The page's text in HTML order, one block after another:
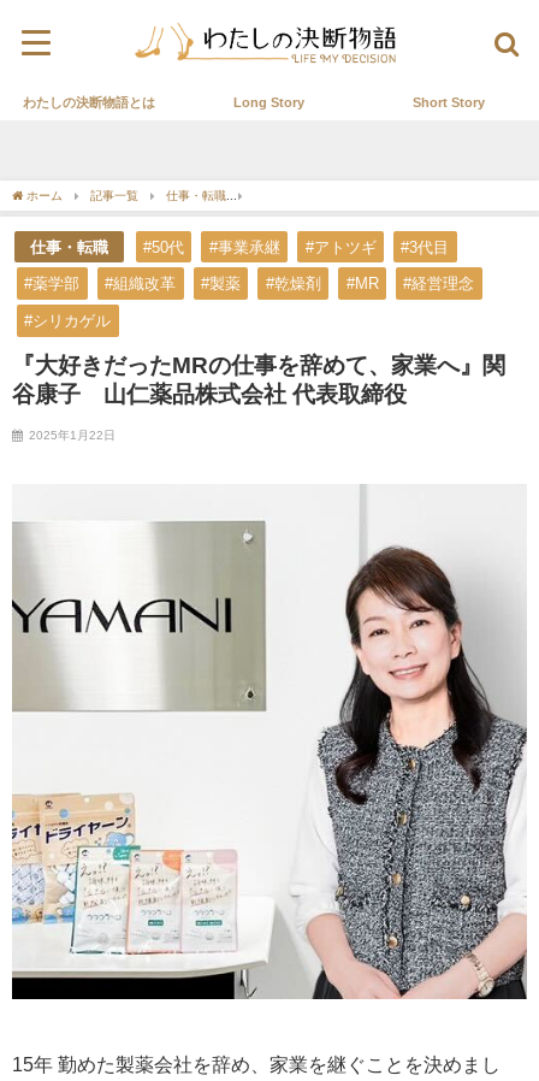
わたしの決断物語とは Long Story Short Story
ホーム 記事一覧 仕事・転職
仕事・転職 #50代 #事業承継 #アトツギ #3代目
#薬学部 #組織改革 #製薬 #乾燥剤 #MR #経営理念
#シリカゲル
『大好きだったMRの仕事を辞めて、家業へ』関
谷康子 山仁薬品株式会社 代表取締役
2025年1月22日
15年 勤めた製薬会社を辞め、家業を継ぐことを決めまし